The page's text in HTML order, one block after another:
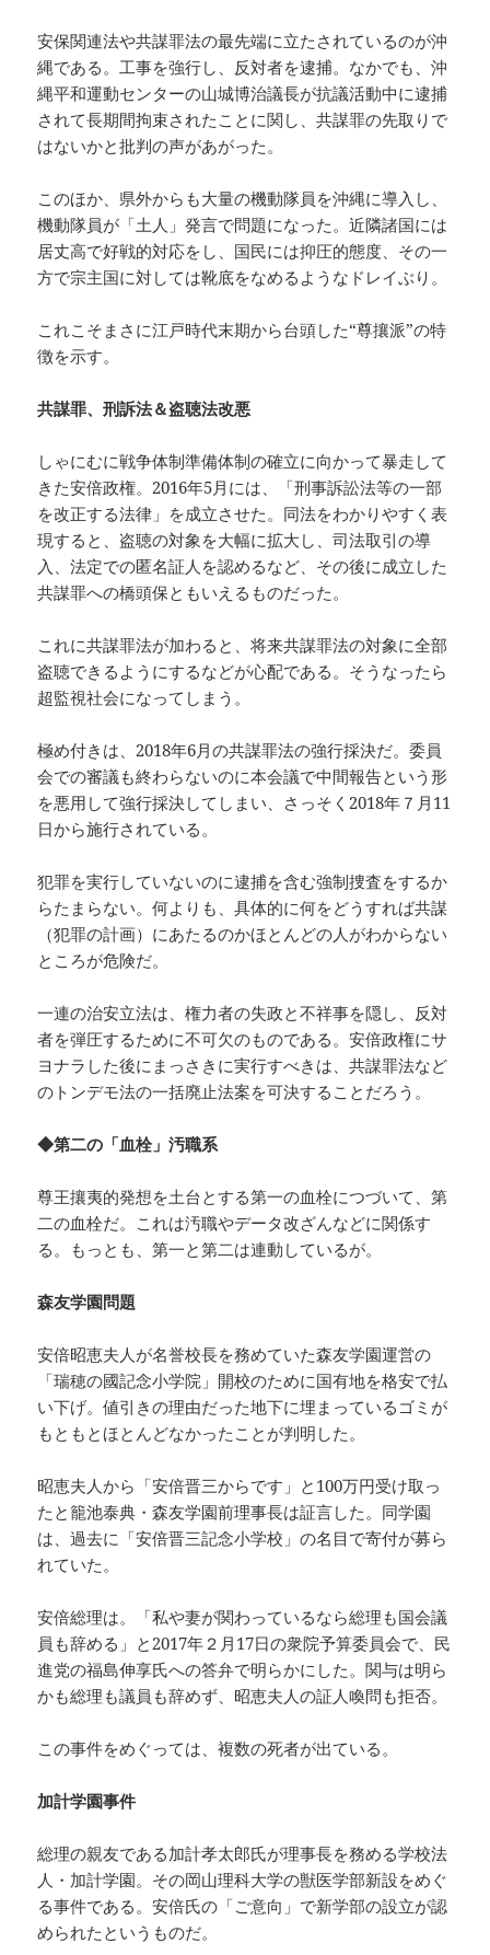
安保関連法や共謀罪法の最先端に立たされているのが沖
縄である。工事を強行し、反対者を逮捕。なかでも、沖
縄平和運動センターの山城博治議長が抗議活動中に逮捕
されて長期間拘束されたことに関し、共謀罪の先取りで
はないかと批判の声があがった。
このほか、県外からも大量の機動隊員を沖縄に導入し、
機動隊員が「土人」発言で問題になった。近隣諸国には
居丈高で好戦的対応をし、国民には抑圧的態度、その一
方で宗主国に対しては靴底をなめるようなドレイぶり。
これこそまさに江戸時代末期から台頭した“尊攘派”の特
徴を示す。
共謀罪、刑訴法＆盗聴法改悪
しゃにむに戦争体制準備体制の確立に向かって暴走して
きた安倍政権。2016年5月には、「刑事訴訟法等の一部
を改正する法律」を成立させた。同法をわかりやすく表
現すると、盗聴の対象を大幅に拡大し、司法取引の導
入、法定での匿名証人を認めるなど、その後に成立した
共謀罪への橋頭保ともいえるものだった。
これに共謀罪法が加わると、将来共謀罪法の対象に全部
盗聴できるようにするなどが心配である。そうなったら
超監視社会になってしまう。
極め付きは、2018年6月の共謀罪法の強行採決だ。委員
会での審議も終わらないのに本会議で中間報告という形
を悪用して強行採決してしまい、さっそく2018年７月11
日から施行されている。
犯罪を実行していないのに逮捕を含む強制捜査をするか
らたまらない。何よりも、具体的に何をどうすれば共謀
（犯罪の計画）にあたるのかほとんどの人がわからない
ところが危険だ。
一連の治安立法は、権力者の失政と不祥事を隠し、反対
者を弾圧するために不可欠のものである。安倍政権にサ
ヨナラした後にまっさきに実行すべきは、共謀罪法など
のトンデモ法の一括廃止法案を可決することだろう。
◆第二の「血栓」汚職系
尊王攘夷的発想を土台とする第一の血栓につづいて、第
二の血栓だ。これは汚職やデータ改ざんなどに関係す
る。もっとも、第一と第二は連動しているが。
森友学園問題
安倍昭恵夫人が名誉校長を務めていた森友学園運営の
「瑞穂の國記念小学院」開校のために国有地を格安で払
い下げ。値引きの理由だった地下に埋まっているゴミが
もともとほとんどなかったことが判明した。
昭恵夫人から「安倍晋三からです」と100万円受け取っ
たと籠池泰典・森友学園前理事長は証言した。同学園
は、過去に「安倍晋三記念小学校」の名目で寄付が募ら
れていた。
安倍総理は。「私や妻が関わっているなら総理も国会議
員も辞める」と2017年２月17日の衆院予算委員会で、民
進党の福島伸享氏への答弁で明らかにした。関与は明ら
かも総理も議員も辞めず、昭恵夫人の証人喚問も拒否。
この事件をめぐっては、複数の死者が出ている。
加計学園事件
総理の親友である加計孝太郎氏が理事長を務める学校法
人・加計学園。その岡山理科大学の獣医学部新設をめぐ
る事件である。安倍氏の「ご意向」で新学部の設立が認
められたというものだ。